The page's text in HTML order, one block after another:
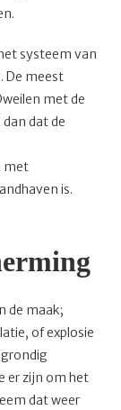
systeem van
De meest
met de
dat de
met
is.
de maak;
of explosie
er zijn om het
dat weer